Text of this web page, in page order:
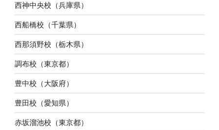
西神中央校（兵庫県）
西船橋校（千葉県）
西那須野校（栃木県）
調布校（東京都）
豊中校（大阪府）
豊田校（愛知県）
赤坂溜池校（東京都）